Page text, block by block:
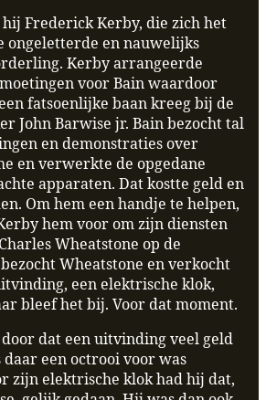
Frederick Kerby, die zich het
ongeletterde en nauwelijks
Kerby arrangeerde
voor Bain waardoor
fatsoenlijke baan kreeg bij de
John Barwise jr. Bain bezocht tal
en demonstraties over
en verwerkte de opgedane
apparaten. Dat kostte geld en
Om hem een handje te helpen,
hem voor om zijn diensten
Wheatstone op de
Wheatstone en verkocht
een elektrische klok,
bleef het bij. Voor dat moment.
dat een uitvinding veel geld
een octrooi voor was
zijn elektrische klok had hij dat,